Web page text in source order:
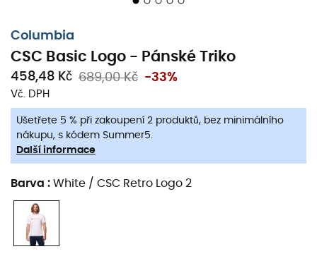
Columbia
CSC Basic Logo - Pánské Triko
458,48 Kč 689,00 Kč -33%
Vč. DPH
Ušetřete 5 % při zakoupení 2 produktů, bez minimálního
nákupu, s kódem Summer5.
Další informace
Barva : White / CSC Retro Logo 2
Triko Columbia CSC Basic Logo
chystáte na túru, kempování nebo jen na pohodový den
triko
vám poskytne pohodlí a styl, které
potřebujete. Bude vás provázet na všech vašich
dobrodružstvích a hrdě ukáže vaši vášeň pro život
venku.